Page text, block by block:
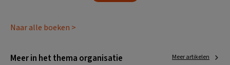
Naar alle boeken >
Meer in het thema organisatie Meer artikelen